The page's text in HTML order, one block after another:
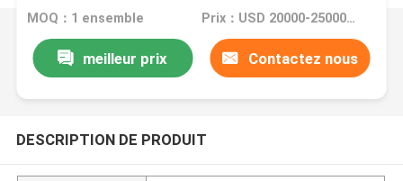
de HDPE en plastique
MOQ：1 ensemble Prix：USD 20000-25000 per set
meilleur prix Contactez nous
DESCRIPTION DE PRODUIT